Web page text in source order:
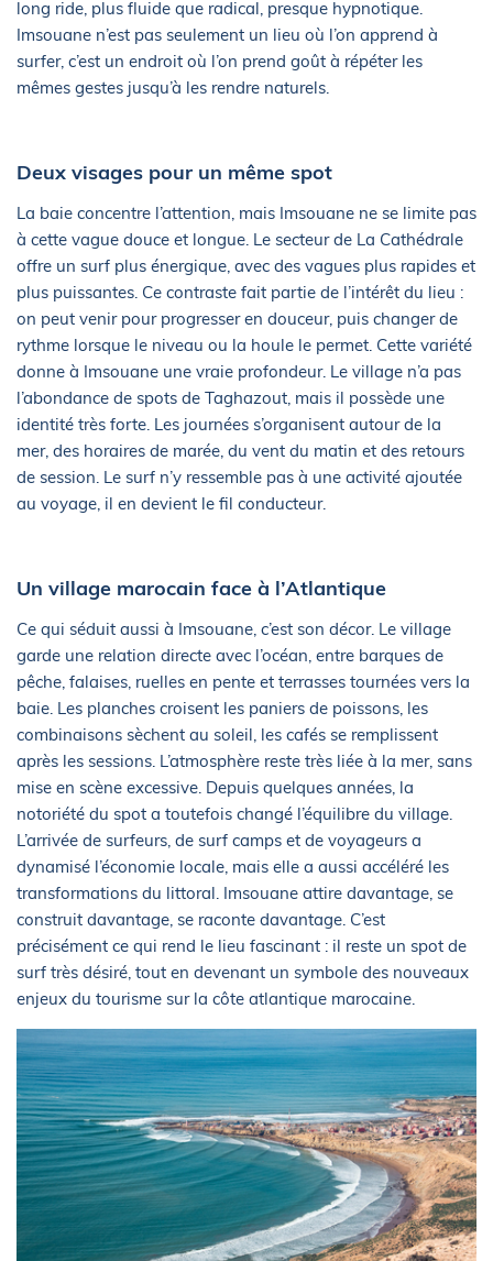
long ride, plus fluide que radical, presque hypnotique.
Imsouane n’est pas seulement un lieu où l’on apprend à
surfer, c’est un endroit où l’on prend goût à répéter les
mêmes gestes jusqu’à les rendre naturels.
Deux visages pour un même spot
La baie concentre l’attention, mais Imsouane ne se limite pas
à cette vague douce et longue. Le secteur de La Cathédrale
offre un surf plus énergique, avec des vagues plus rapides et
plus puissantes. Ce contraste fait partie de l’intérêt du lieu :
on peut venir pour progresser en douceur, puis changer de
rythme lorsque le niveau ou la houle le permet. Cette variété
donne à Imsouane une vraie profondeur. Le village n’a pas
l’abondance de spots de Taghazout, mais il possède une
identité très forte. Les journées s’organisent autour de la
mer, des horaires de marée, du vent du matin et des retours
de session. Le surf n’y ressemble pas à une activité ajoutée
au voyage, il en devient le fil conducteur.
Un village marocain face à l’Atlantique
Ce qui séduit aussi à Imsouane, c’est son décor. Le village
garde une relation directe avec l’océan, entre barques de
pêche, falaises, ruelles en pente et terrasses tournées vers la
baie. Les planches croisent les paniers de poissons, les
combinaisons sèchent au soleil, les cafés se remplissent
après les sessions. L’atmosphère reste très liée à la mer, sans
mise en scène excessive. Depuis quelques années, la
notoriété du spot a toutefois changé l’équilibre du village.
L’arrivée de surfeurs, de surf camps et de voyageurs a
dynamisé l’économie locale, mais elle a aussi accéléré les
transformations du littoral. Imsouane attire davantage, se
construit davantage, se raconte davantage. C’est
précisément ce qui rend le lieu fascinant : il reste un spot de
surf très désiré, tout en devenant un symbole des nouveaux
enjeux du tourisme sur la côte atlantique marocaine.